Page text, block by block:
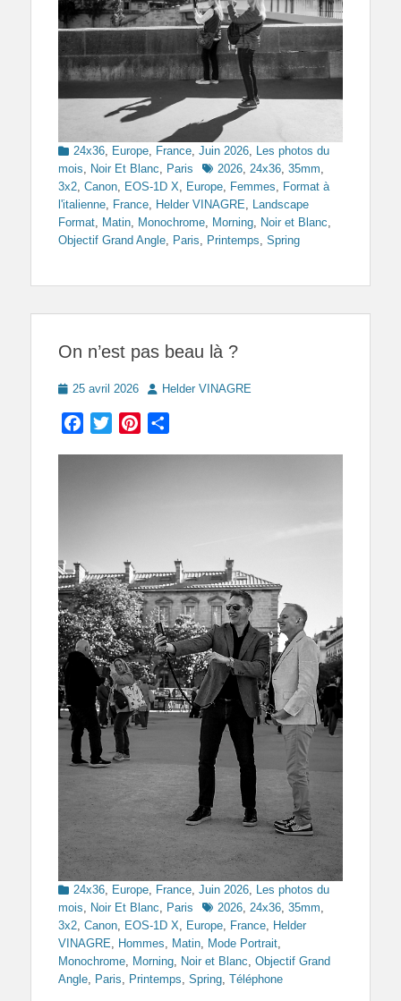
Categories
24x36 Europe France Juin 2026
Les photos du
mois
Noir Et Blanc Paris Tags2026 24x36 35mm
3x2 Canon EOS-1D X Europe Femmes
Format à
l'italienne
France Helder VINAGRE
Landscape
Format
Matin Monochrome Morning Noir et Blanc
Objectif Grand Angle
Paris Printemps Spring
On n’est pas beau là ?
Posted
25 avril 2026 AuthorHelder VINAGRE
Facebook
TwitterPinterest
Categories
24x36, Europe, France, Juin 2026, Les photos du
mois, Noir Et Blanc, Paris Tags2026, 24x36, 35mm,
3x2, Canon, EOS-1D X, Europe, France, Helder
VINAGRE, Hommes, Matin, Mode Portrait,
Monochrome, Morning, Noir et Blanc, Objectif Grand
Angle, Paris, Printemps, Spring, Téléphone